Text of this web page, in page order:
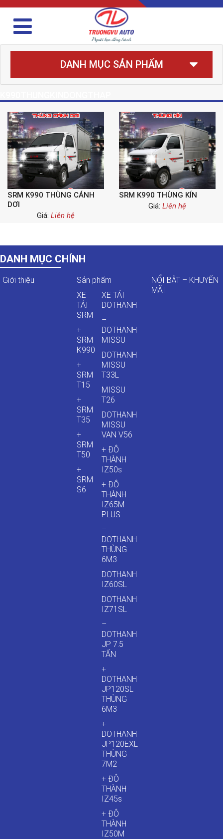
DANH MỤC SẢN PHẨM
SRM K990 THÙNG CÁNH
DƠI
Giá: Liên hệ
SRM K990 THÙNG KÍN
Giá: Liên hệ
DANH MỤC CHÍNH
Giới thiệu
Sản phẩm
XE
TẢI
SRM
+
SRM
K990
+
SRM
T15
+
SRM
T35
+
SRM
T50
+
SRM
S6
XE TẢI
DOTHANH
–
DOTHANH
MISSU
DOTHANH
MISSU
T33L
MISSU
T26
DOTHANH
MISSU
VAN V56
+ ĐÔ
THÀNH
IZ50s
+ ĐÔ
THÀNH
IZ65M
PLUS
–
DOTHANH
THÙNG
6M3
DOTHANH
IZ60SL
DOTHANH
IZ71SL
–
DOTHANH
JP 7.5
TẤN
+
DOTHANH
JP120SL
THÙNG
6M3
+
DOTHANH
JP120EXL
THÙNG
7M2
+ ĐÔ
THÀNH
IZ45s
+ ĐÔ
THÀNH
IZ50M
NỔI BẬT – KHUYẾN
MÃI